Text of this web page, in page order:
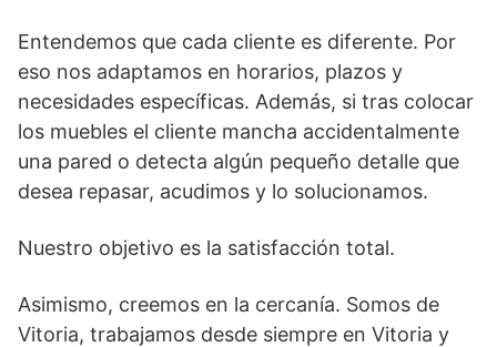
Entendemos que cada cliente es diferente. Por
eso nos adaptamos en horarios, plazos y
necesidades específicas. Además, si tras colocar
los muebles el cliente mancha accidentalmente
una pared o detecta algún pequeño detalle que
desea repasar, acudimos y lo solucionamos.
Nuestro objetivo es la satisfacción total.
Asimismo, creemos en la cercanía. Somos de
Vitoria, trabajamos desde siempre en Vitoria y